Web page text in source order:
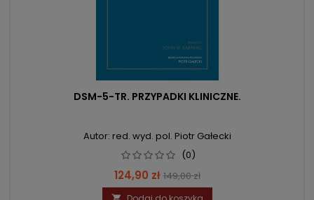
DSM-5-TR. PRZYPADKI KLINICZNE.
Autor: red. wyd. pol. Piotr Gałecki
(0)
Cena
124,90 zł Cena
podstawowa
149,00 zł